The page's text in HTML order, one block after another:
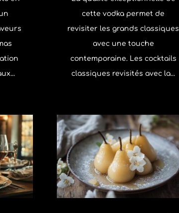
cette vodka permet de
revisiter les grands classiques
avec une touche
contemporaine. Les cocktails
classiques revisités avec la...